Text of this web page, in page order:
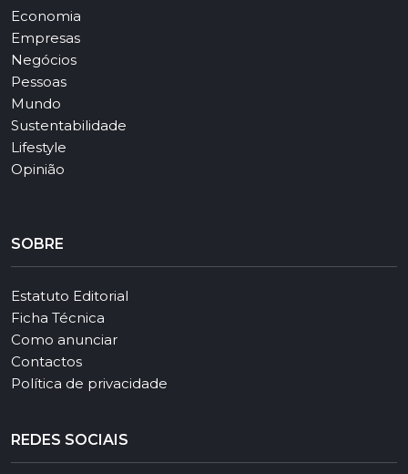
Economia
Empresas
Negócios
Pessoas
Mundo
Sustentabilidade
Lifestyle
Opinião
SOBRE
Estatuto Editorial
Ficha Técnica
Como anunciar
Contactos
Política de privacidade
REDES SOCIAIS